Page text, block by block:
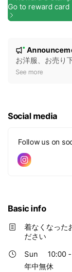
e
New
お洋服、お売り
See more
Social media
Follow us on
Basic info
着なくなった
ださい
Sun
10:00
年中無休